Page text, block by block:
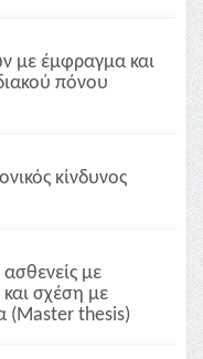
με έμφραγμα και
πόνου
κίνδυνος
με
και σχέση με
(Master thesis)